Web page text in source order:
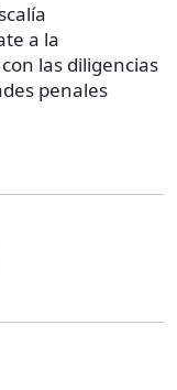
a la
las diligencias
penales